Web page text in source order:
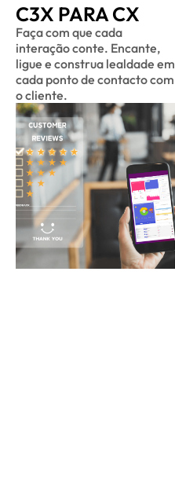
C3X PARA CX
Faça com que cada
interação conte. Encante,
ligue e construa lealdade em
cada ponto de contacto com
o cliente.